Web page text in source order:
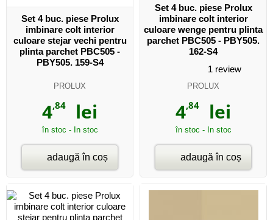
Set 4 buc. piese Prolux
imbinare colt interior
culoare stejar vechi pentru
plinta parchet PBC505 -
PBY505. 159-S4
PROLUX
4,84 lei
în stoc - In stoc
adaugă în coș
Set 4 buc. piese Prolux
imbinare colt interior
culoare wenge pentru plinta
parchet PBC505 - PBY505.
162-S4
1 review
PROLUX
4,84 lei
în stoc - In stoc
adaugă în coș